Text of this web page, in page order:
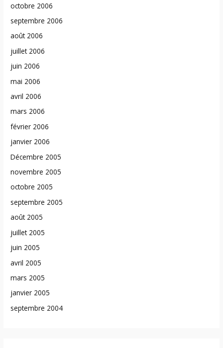
octobre 2006
septembre 2006
août 2006
juillet 2006
juin 2006
mai 2006
avril 2006
mars 2006
février 2006
janvier 2006
Décembre 2005
novembre 2005
octobre 2005
septembre 2005
août 2005
juillet 2005
juin 2005
avril 2005
mars 2005
janvier 2005
septembre 2004